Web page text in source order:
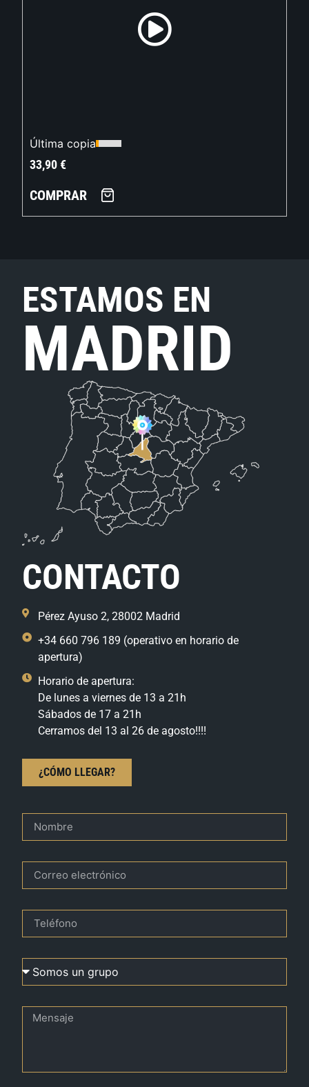
Última copia
33,90€
COMPRAR
ESTAMOS EN
MADRID
CONTACTO
Pérez Ayuso 2, 28002 Madrid
+34 660 796 189 (operativo en horario de
apertura)
Horario de apertura:
De lunes a viernes de 13 a 21h
Sábados de 17 a 21h
Cerramos del 13 al 26 de agosto!!!!
¿CÓMO LLEGAR?